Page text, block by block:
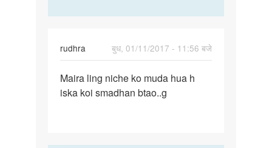
rudhra
बुध, 01/11/2017 - 11:56 बजे
Maira
ling
Maira ling niche ko muda hua h
iska koi smadhan btao..g